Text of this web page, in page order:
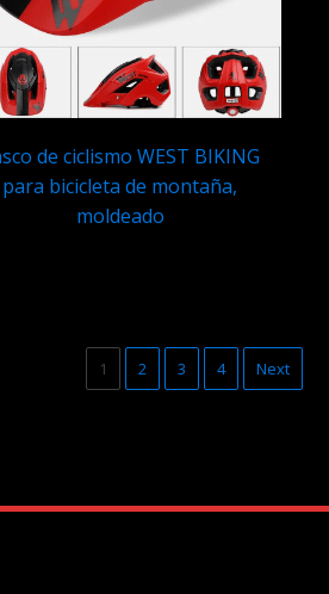
de ciclismo WEST BIKING
para bicicleta de montaña,
moldeado
1 2 3 4 Next